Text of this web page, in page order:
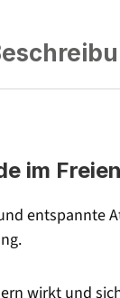
im Freien
entspannte
wirkt und